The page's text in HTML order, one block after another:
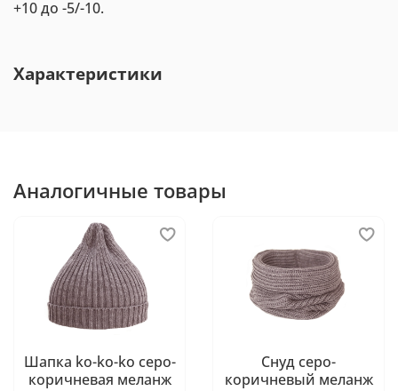
+10 до -5/-10.
Характеристики
Аналогичные товары
Шапка ko-ko-ko серо-
коричневая меланж
Снуд серо-
коричневый меланж